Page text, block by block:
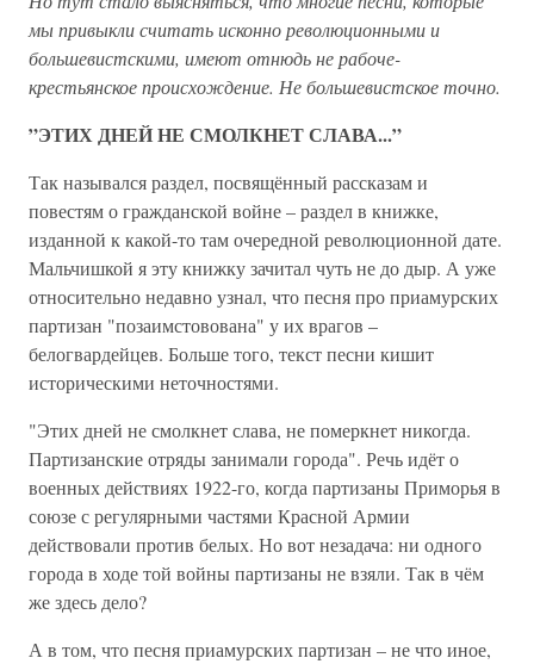
мы привыкли считать исконно революционными и
большевистскими, имеют отнюдь не рабоче-
крестьянское происхождение. Не большевистское точно.
”ЭТИХ ДНЕЙ НЕ СМОЛКНЕТ СЛАВА...”
Так назывался раздел, посвящённый рассказам и
повестям о гражданской войне – раздел в книжке,
изданной к какой-то там очередной революционной дате.
Мальчишкой я эту книжку зачитал чуть не до дыр. А уже
относительно недавно узнал, что песня про приамурских
партизан "позаимстовована" у их врагов –
белогвардейцев. Больше того, текст песни кишит
историческими неточностями.
"Этих дней не смолкнет слава, не померкнет никогда.
Партизанские отряды занимали города". Речь идёт о
военных действиях 1922-го, когда партизаны Приморья в
союзе с регулярными частями Красной Армии
действовали против белых. Но вот незадача: ни одного
города в ходе той войны партизаны не взяли. Так в чём
же здесь дело?
А в том, что песня приамурских партизан – не что иное,